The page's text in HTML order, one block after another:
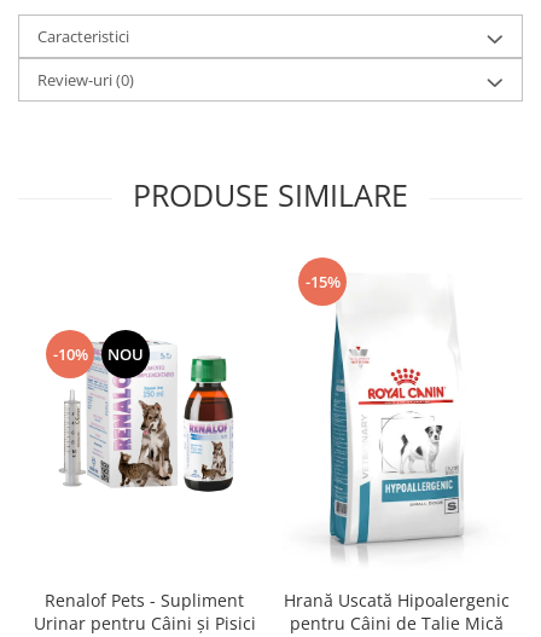
Caracteristici
Review-uri(0)
PRODUSE SIMILARE
-10% NOU
Renalof Pets - Supliment
Urinar pentru Câini și Pisici
-15%
Hrană Uscată Hipoalergenic
pentru Câini de Talie Mică